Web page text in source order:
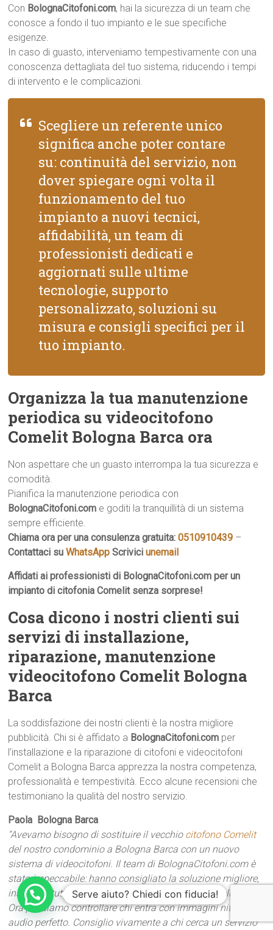
Con BolognaCitofoni.com, hai la sicurezza di un team che
conosce a fondo il tuo impianto e le sue specifiche
esigenze.
In caso di guasto, interveniamo tempestivamente con una
conoscenza dettagliata del tuo sistema, riducendo i tempi
di intervento e le complicazioni.
Scegliere un referente unico
significa anche poter contare
su: continuità del servizio, non
dover spiegare ogni volta il
funzionamento del tuo
impianto a nuovi tecnici,
affidabilità, un team di
professionisti dedicati e
aggiornati sulle ultime
tecnologie, supporto
personalizzato, soluzioni su
misura e consigli specifici per il
tuo impianto.
Organizza la tua manutenzione
periodica su videocitofono
Comelit Bologna Barca ora
Non aspettare che un guasto interrompa la tua sicurezza e
comodità.
Pianifica la manutenzione periodica con
BolognaCitofoni.com e goditi la tranquillità di un sistema
sempre efficiente.
Chiama ora per una consulenza gratuita:0510910439 –
Contattaci suWhatsApp Scriviciunemail
Affidati ai professionisti di BolognaCitofoni.com per un
impianto di citofonia Comelit senza sorprese!
Cosa dicono i nostri clienti sui
servizi di installazione,
riparazione, manutenzione
videocitofono Comelit Bologna
Barca
La soddisfazione dei nostri clienti è la nostra migliore
pubblicità. Chi si è affidato a BolognaCitofoni.com per
l’installazione e la riparazione di citofoni e videocitofoni
Comelit a Bologna Barca apprezza la nostra competenza,
professionalità e tempestività. Ecco alcune recensioni che
testimoniano la qualità del nostro servizio.
Paola  Bologna Barca
“Avevamo bisogno di sostituire il vecchio citofono Comelit
del nostro condominio a Bologna Barca con un nuovo
sistema di videocitofoni. Il team di BolognaCitofoni.com è
stato impeccabile: hanno consigliato la soluzione migliore,
installato tutto rapidamente e con un risultato eccellente.
Ora possiamo controllare chi entra con immagini nitide e
audio perfetto. Consiglio vivamente a chi cerca un servizio
Serve aiuto? Chiedi con fiducia!